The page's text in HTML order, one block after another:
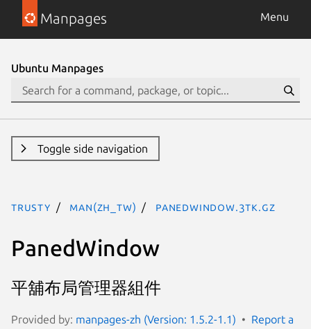
Manpages Menu
Ubuntu Manpages
Toggle side navigation
trusty man(zh_TW) PanedWindow.3tk.gz
PanedWindow
平舖布局管理器組件
Provided by: manpages-zh (Version: 1.5.2-1.1)
Report a